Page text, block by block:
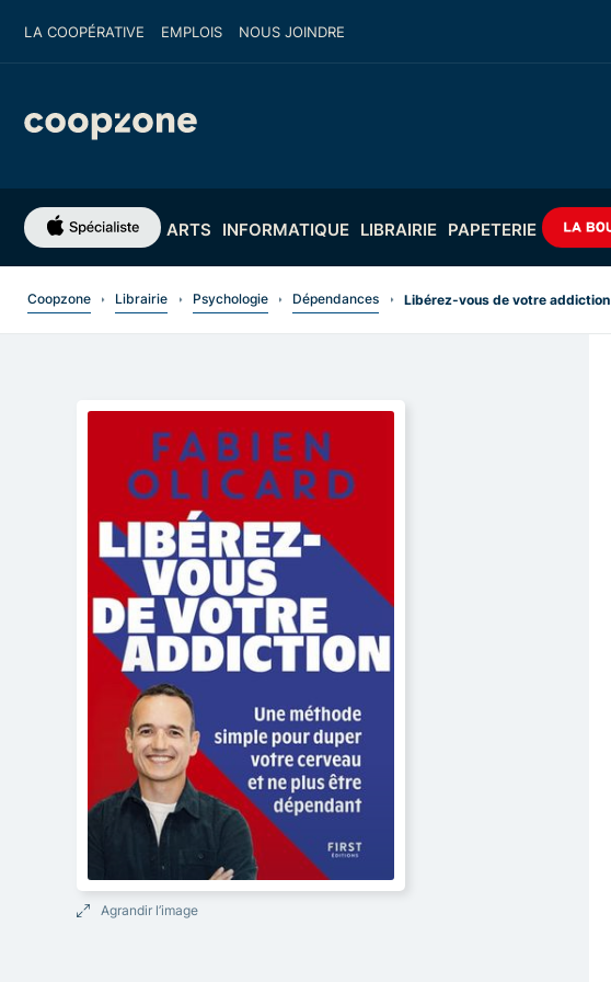
LA COOPÉRATIVE EMPLOIS NOUS JOINDRE
ARTS INFORMATIQUE LIBRAIRIE PAPETERIE
Coopzone Librairie Psychologie Dépendances Libérez-vous de votre addiction
Agrandir l’image